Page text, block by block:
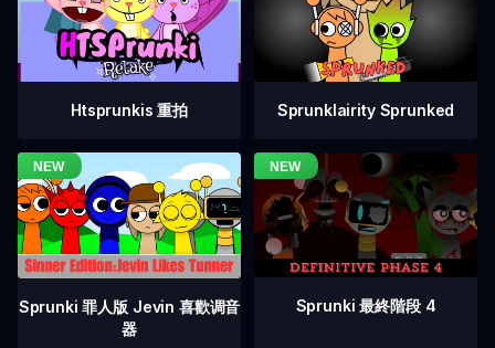
Htsprunkis 重拍 Sprunklairity Sprunked
Sprunki 罪人版 Jevin 喜歡调音
器
Sprunki 最終階段 4